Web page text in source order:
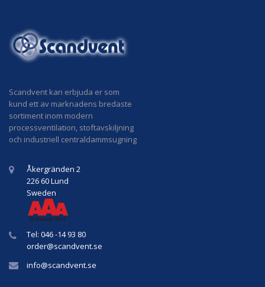
Scandvent kan erbjuda er som
kund ett av marknadens bredaste
sortiment inom modern
processventilation, stoftavskiljning
och industriell centraldammsugning
Åkergränden 2
226 60 Lund
Sweden
Tel: 046 -14 93 80
order@scandvent.se
info@scandvent.se